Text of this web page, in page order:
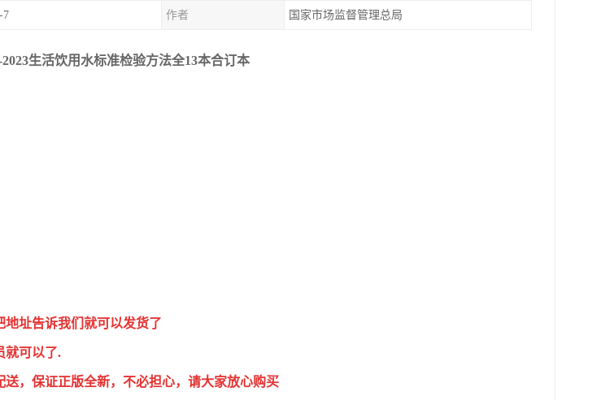
7 作者 国家市场监督管理总局
生活饮用水标准检验方法全13本合订本
址告诉我们就可以发货了
就可以了.
，保证正版全新，不必担心，请大家放心购买